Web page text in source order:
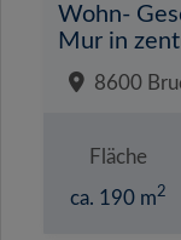
Wohn-
Mur in
8600
Fläche
ca. 190 m2